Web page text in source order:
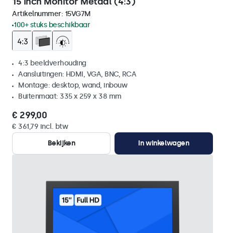
Artikelnummer: 15VG7M
100+ stuks beschikbaar
4:3 beeldverhouding
Aansluitingen: HDMI, VGA, BNC, RCA
Montage: desktop, wand, inbouw
Buitenmaat: 335 x 259 x 38 mm
€ 299,00
€ 361,79 incl. btw
Bekijken
In winkelwagen